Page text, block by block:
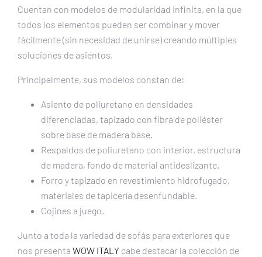
Cuentan con modelos de modularidad infinita, en la que
todos los elementos pueden ser combinar y mover
fácilmente (sin necesidad de unirse) creando múltiples
soluciones de asientos.
Principalmente, sus modelos constan de:
Asiento de poliuretano en densidades
diferenciadas, tapizado con fibra de poliéster
sobre base de madera base.
Respaldos de poliuretano con interior, estructura
de madera, fondo de material antideslizante.
Forro y tapizado en revestimiento hidrofugado,
materiales de tapicería desenfundable.
Cojines a juego.
Junto a toda la variedad de sofás para exteriores que
nos presenta WOW ITALY cabe destacar la colección de